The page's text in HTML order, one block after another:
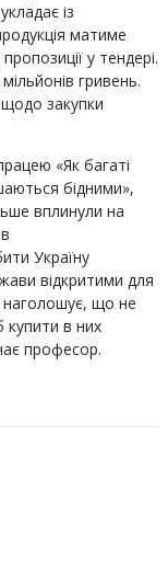
із
матиме
у тендері.
гривень.
закупки
«Як багаті
бідними»,
вплинули на
Україну
відкритими для
наголошує, що не
купити в них
професор.